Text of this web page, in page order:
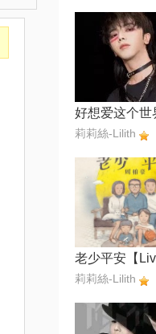
莉莉絲-Lilith
老少平安【
莉莉絲-Lilith